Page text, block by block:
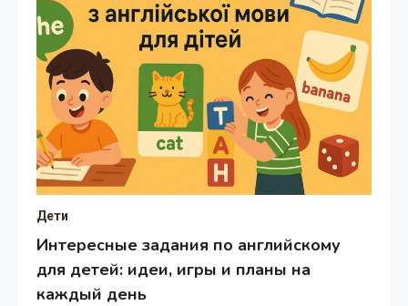
Дети
Интересные задания по английскому
для детей: идеи, игры и планы на
каждый день